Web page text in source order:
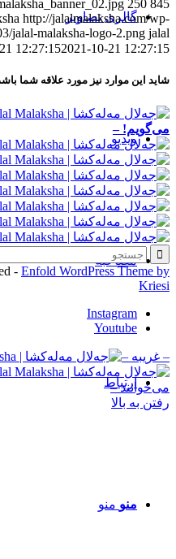
گالری تصاویر
ویدیو
مصاحبه‌
ارتباط
منو منو
250 845
http://jalalmalaksha.com/wp-
jalal-malaksha-logo-2.png jalal
12:27:152021-10-21 12:27:15
شاید این موارد نیز مورد علاقه شما
می‌گویم! –
- Enfold WordPress Theme by
Kriesi
Instagram
Youtube
– غریبه –
می‌خوانند –
رفتن به بالا